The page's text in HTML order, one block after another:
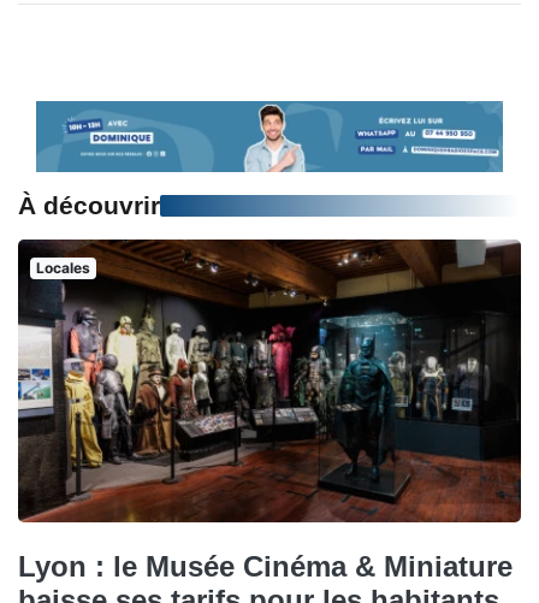
À découvrir
Locales
Lyon : le Musée Cinéma & Miniature